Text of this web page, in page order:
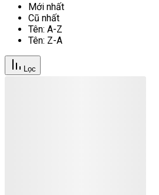
Mới nhất
Cũ nhất
Tên: A-Z
Tên: Z-A
Lọc